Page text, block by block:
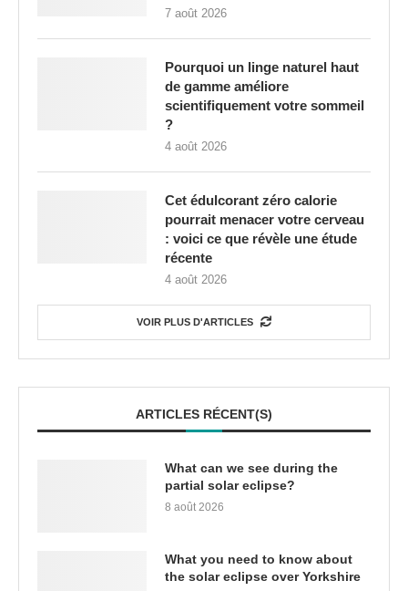
7 août 2026
Pourquoi un linge naturel haut
de gamme améliore
scientifiquement votre sommeil
?
4 août 2026
Cet édulcorant zéro calorie
pourrait menacer votre cerveau
: voici ce que révèle une étude
récente
4 août 2026
VOIR PLUS D'ARTICLES
ARTICLES RÉCENT(S)
What can we see during the
partial solar eclipse?
8 août 2026
What you need to know about
the solar eclipse over Yorkshire